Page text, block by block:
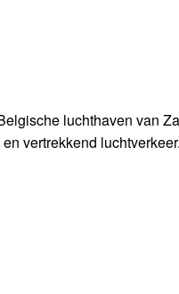
luchthaven van
vertrekkend luchtverkeer.